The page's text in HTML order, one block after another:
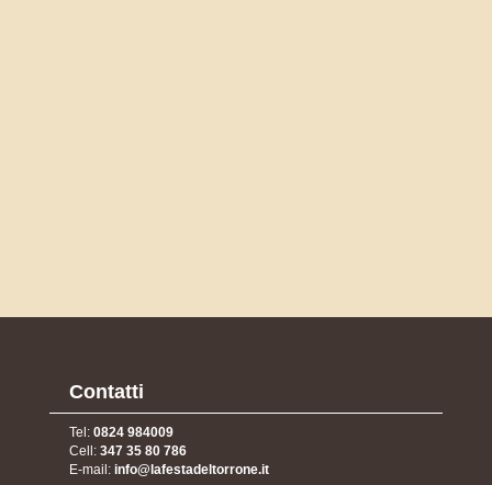
Contatti
Tel: 0824 984009
Cell: 347 35 80 786
E-mail: info@lafestadeltorrone.it